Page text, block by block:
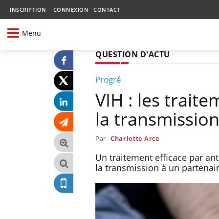
INSCRIPTION CONNEXION CONTACT
Menu
QUESTION D'ACTU
Progré
VIH : les
la
Par Charlotte Arce
Un traitement efficace par
la transmission à un